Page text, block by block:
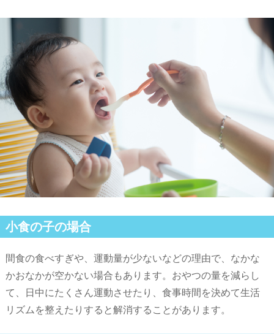
小食の子の場合
間食の食べすぎや、運動量が少ないなどの理由で、なかな
かおなかが空かない場合もあります。おやつの量を減らし
て、日中にたくさん運動させたり、食事時間を決めて生活
リズムを整えたりすると解消することがあります。